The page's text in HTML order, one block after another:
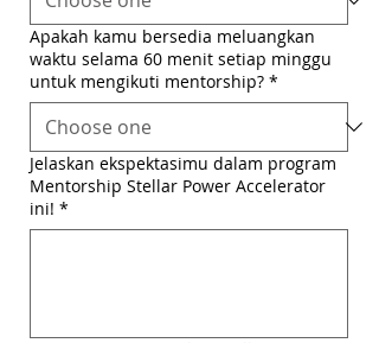
Apakah kamu bersedia meluangkan
waktu selama 60 menit setiap minggu
untuk mengikuti mentorship? *
Jelaskan ekspektasimu dalam program
Mentorship Stellar Power Accelerator
ini! *